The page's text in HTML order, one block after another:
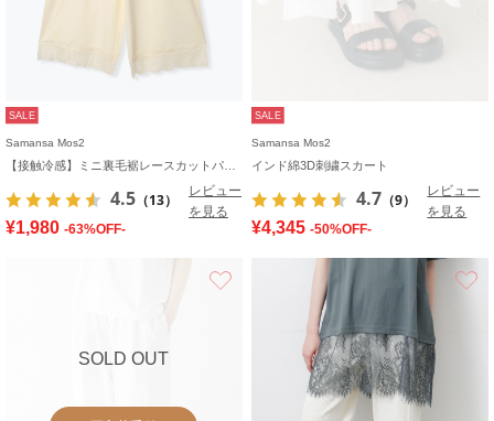
SALE
Samansa Mos2
4.5 （13）
レビュー
を見る
¥1,980 -63%OFF-
SALE
Samansa Mos2
インド綿3D刺繍スカート
4.7 （9）
レビュー
を見る
¥4,345 -50%OFF-
SOLD OUT